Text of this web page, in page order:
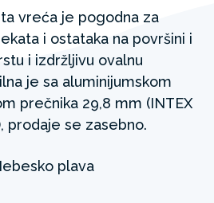
vreća je pogodna za
i ostataka na površini i
i izdržljivu ovalnu
je sa aluminijumskom
prečnika 29,8 mm (INTEX
prodaje se zasebno.
plava